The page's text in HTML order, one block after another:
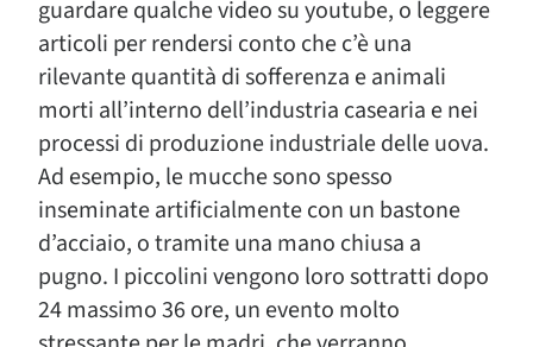
guardare qualche video su youtube, o leggere
articoli per rendersi conto che c’è una
rilevante quantità di sofferenza e animali
morti all’interno dell’industria casearia e nei
processi di produzione industriale delle uova.
Ad esempio, le mucche sono spesso
inseminate artificialmente con un bastone
d’acciaio, o tramite una mano chiusa a
pugno. I piccolini vengono loro sottratti dopo
24 massimo 36 ore, un evento molto